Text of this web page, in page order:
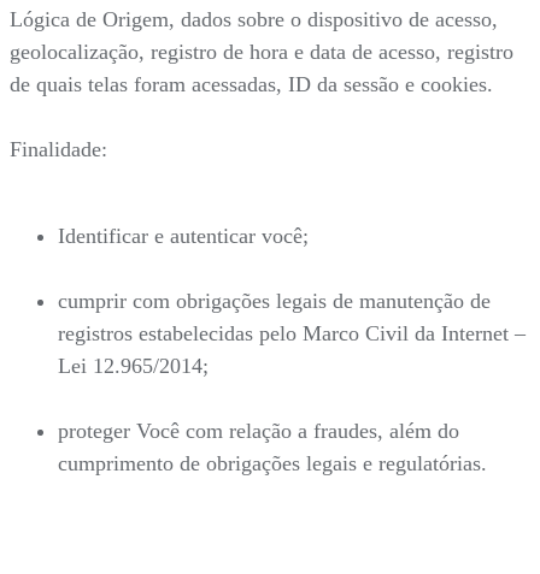
Lógica de Origem, dados sobre o dispositivo de acesso,
geolocalização, registro de hora e data de acesso, registro
de quais telas foram acessadas, ID da sessão e cookies.
Finalidade:
Identificar e autenticar você;
cumprir com obrigações legais de manutenção de
registros estabelecidas pelo Marco Civil da Internet –
Lei 12.965/2014;
proteger Você com relação a fraudes, além do
cumprimento de obrigações legais e regulatórias.